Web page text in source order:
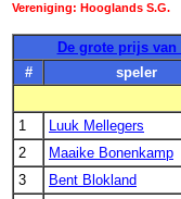
Vereniging: Hooglands S.G.
De grote prijs van
#
speler
1
Luuk Mellegers
2
Maaike Bonenkamp
3
Bent Blokland